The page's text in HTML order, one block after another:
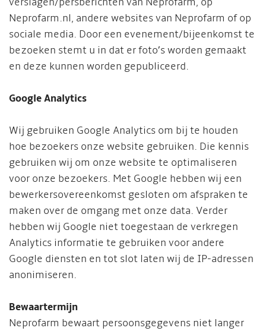
verslagen/persberichten van Neprofarm, op
Neprofarm.nl, andere websites van Neprofarm of op
sociale media. Door een evenement/bijeenkomst te
bezoeken stemt u in dat er foto’s worden gemaakt
en deze kunnen worden gepubliceerd.
Google Analytics
Wij gebruiken Google Analytics om bij te houden
hoe bezoekers onze website gebruiken. Die kennis
gebruiken wij om onze website te optimaliseren
voor onze bezoekers. Met Google hebben wij een
bewerkersovereenkomst gesloten om afspraken te
maken over de omgang met onze data. Verder
hebben wij Google niet toegestaan de verkregen
Analytics informatie te gebruiken voor andere
Google diensten en tot slot laten wij de IP-adressen
anonimiseren.
Bewaartermijn
Neprofarm bewaart persoonsgegevens niet langer